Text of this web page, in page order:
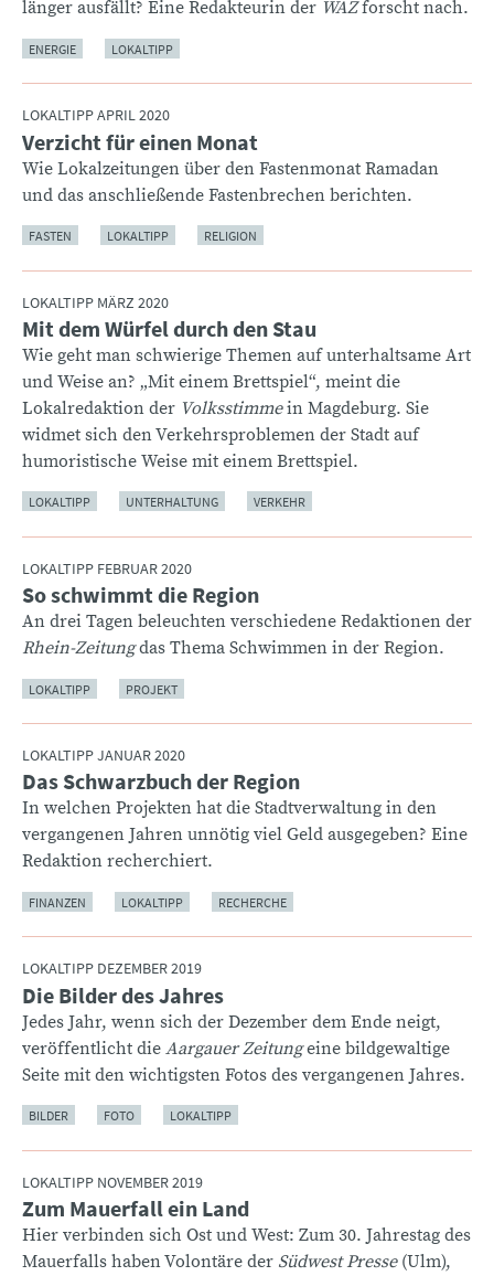
länger ausfällt? Eine Redakteurin der WAZforscht nach.
ENERGIE LOKALTIPP
LOKALTIPP APRIL 2020
:Verzicht für einen Monat
Wie Lokalzeitungen über den Fastenmonat Ramadan
und das anschließende Fastenbrechen berichten.
FASTEN LOKALTIPP RELIGION
LOKALTIPP MÄRZ 2020
:Mit dem Würfel durch den Stau
Wie geht man schwierige Themen auf unterhaltsame Art
und Weise an? „Mit einem Brettspiel“, meint die
Lokalredaktion der Volksstimmein Magdeburg. Sie
widmet sich den Verkehrsproblemen der Stadt auf
humoristische Weise mit einem Brettspiel.
LOKALTIPP UNTERHALTUNG VERKEHR
LOKALTIPP FEBRUAR 2020
:So schwimmt die Region
An drei Tagen beleuchten verschiedene Redaktionen der
Rhein-Zeitungdas Thema Schwimmen in der Region.
LOKALTIPP PROJEKT
LOKALTIPP JANUAR 2020
:Das Schwarzbuch der Region
In welchen Projekten hat die Stadtverwaltung in den
vergangenen Jahren unnötig viel Geld ausgegeben? Eine
Redaktion recherchiert.
FINANZEN LOKALTIPP RECHERCHE
LOKALTIPP DEZEMBER 2019
:Die Bilder des Jahres
Jedes Jahr, wenn sich der Dezember dem Ende neigt,
veröffentlicht die Aargauer Zeitungeine bildgewaltige
Seite mit den wichtigsten Fotos des vergangenen Jahres.
BILDER FOTO LOKALTIPP
LOKALTIPP NOVEMBER 2019
:
Zum Mauerfall ein Land
Hier verbinden sich Ost und West: Zum 30. Jahrestag des
Mauerfalls haben Volontäre der Südwest Presse(Ulm),